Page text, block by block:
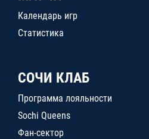
Календарь игр
Статистика
СОЧИ КЛАБ
Программа лояльности
Sochi Queens
Фан-сектор